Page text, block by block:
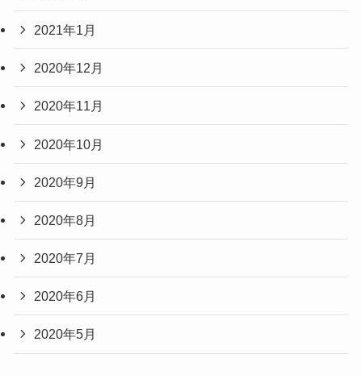
2021年1月
2020年12月
2020年11月
2020年10月
2020年9月
2020年8月
2020年7月
2020年6月
2020年5月